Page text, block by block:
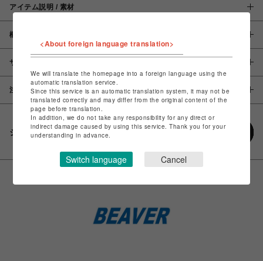
アイテム説明 / 素材
概要
サイズ
注意事項
シェアする
<About foreign language translation>
We will translate the homepage into a foreign language using the
automatic translation service.
Since this service is an automatic translation system, it may not be
translated correctly and may differ from the original content of the
page before translation.
In addition, we do not take any responsibility for any direct or
indirect damage caused by using this service. Thank you for your
understanding in advance.
Switch language Cancel